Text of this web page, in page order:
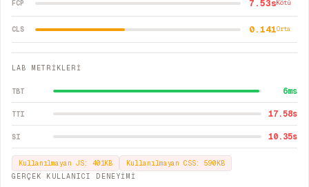
FCP 7.53sKötü
CLS 0.141Orta
LAB METRİKLERİ
TBT 6ms
TTI 17.58s
SI 10.35s
Kullanılmayan JS: 401KB Kullanılmayan CSS: 590KB
GERÇEK KULLANICI DENEYİMİ